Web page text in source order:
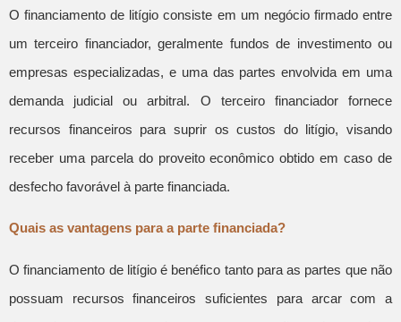
O financiamento de litígio consiste em um negócio firmado entre
um terceiro financiador, geralmente fundos de investimento ou
empresas especializadas, e uma das partes envolvida em uma
demanda judicial ou arbitral. O terceiro financiador fornece
recursos financeiros para suprir os custos do litígio, visando
receber uma parcela do proveito econômico obtido em caso de
desfecho favorável à parte financiada.
Quais as vantagens para a parte financiada?
O financiamento de litígio é benéfico tanto para as partes que não
possuam recursos financeiros suficientes para arcar com a